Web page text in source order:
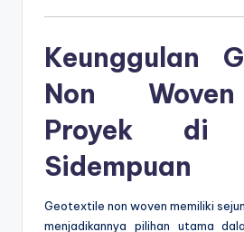
Keunggulan
Non
Proyek di
Sidempuan
Geotextile non woven memiliki
menjadikannya pilihan utama